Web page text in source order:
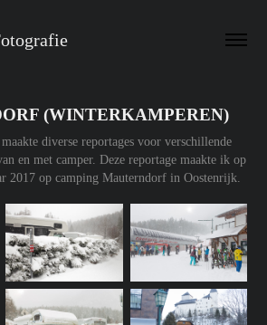
(WINTERKAMPEREN)
diverse reportages voor verschillende
en met camper. Deze reportage maakte ik op
2017 op camping Mauterndorf in Oostenrijk.